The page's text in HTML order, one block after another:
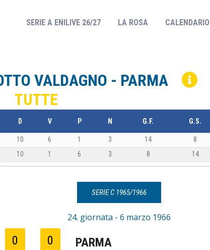
SERIE A ENILIVE 26/27(CURRENT)
LA ROSA CALENDARIO
VALDAGNO - PARMA
TUTTE
D V P N G.F. G.S.
10 6 1 3 14
8
10 1 6 3 8 14
SERIE C 1965/1966
24. giornata - 6 marzo 1966
0 0 PARMA